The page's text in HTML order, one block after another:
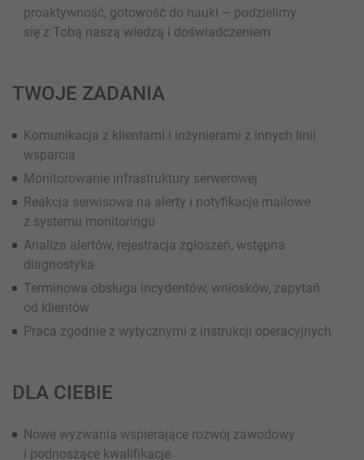
proaktywność, gotowość do nauki – podzielimy
się z Tobą naszą wiedzą i doświadczeniem
TWOJE ZADANIA
Komunikacja z klientami i inżynierami z innych linii
wsparcia
Monitorowanie infrastruktury serwerowej
Reakcja serwisowa na alerty i notyfikacje mailowe
z systemu monitoringu
Analiza alertów, rejestracja zgłoszeń, wstępna
diagnostyka
Terminowa obsługa incydentów, wniosków, zapytań
od klientów
Praca zgodnie z wytycznymi z instrukcji operacyjnych
DLA CIEBIE
Nowe wyzwania wspierające rozwój zawodowy
i podnoszące kwalifikacje